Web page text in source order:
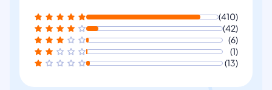
(410)
(42)
(6)
(1)
(13)